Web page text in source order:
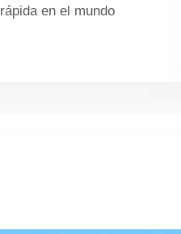
rápida en el mundo